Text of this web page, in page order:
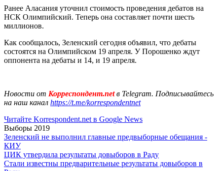
Ранее Аласания уточнил стоимость проведения дебатов на
НСК Олимпийский. Теперь она составляет почти шесть
миллионов.
Как сообщалось, Зеленский сегодня объявил, что дебаты
состоятся на Олимпийском 19 апреля. У Порошенко ждут
оппонента на дебаты и 14, и 19 апреля.
Новости от Корреспондент.netв Telegram. Подписывайтесь
на наш канал https://t.me/korrespondentnet
Читайте Korrespondent.net в Google News
Выборы 2019
Зеленский не выполнил главные предвыборные обещания -
КИУ
ЦИК утвердила результаты довыборов в Раду
Стали известны предварительные результаты довыборов в